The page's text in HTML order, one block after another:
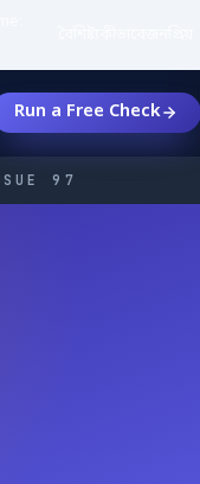
Run a Free Check
97